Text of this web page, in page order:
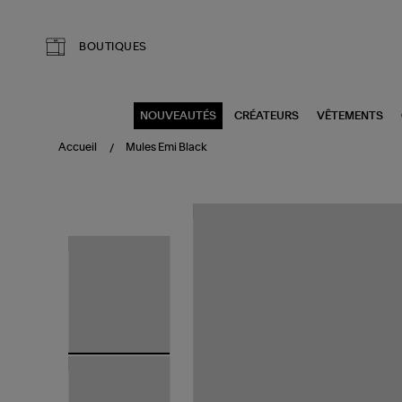
BOUTIQUES
NOUVEAUTÉS CRÉATEURS VÊTEMENTS
Accueil Mules Emi Black